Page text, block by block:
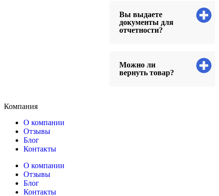
Вы выдаете
документы для
отчетности?
Можно ли
вернуть товар?
Компания
О компании
Отзывы
Блог
Контакты
О компании
Отзывы
Блог
Контакты